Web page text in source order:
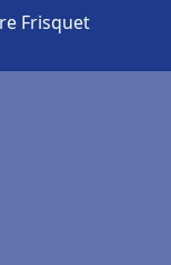
Frisquet